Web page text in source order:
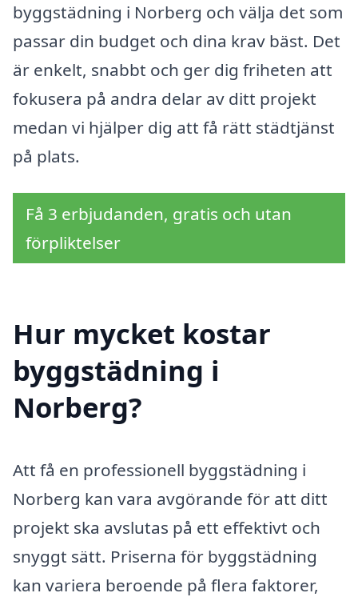
byggstädning i Norberg och välja det som
passar din budget och dina krav bäst. Det
är enkelt, snabbt och ger dig friheten att
fokusera på andra delar av ditt projekt
medan vi hjälper dig att få rätt städtjänst
på plats.
Få 3 erbjudanden, gratis och utan
förpliktelser
Hur mycket kostar
byggstädning i
Norberg?
Att få en professionell byggstädning i
Norberg kan vara avgörande för att ditt
projekt ska avslutas på ett effektivt och
snyggt sätt. Priserna för byggstädning
kan variera beroende på flera faktorer,